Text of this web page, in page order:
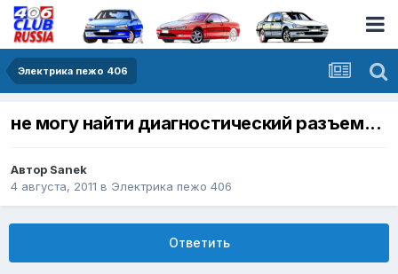
Электрика пежо 406
не могу найти диагностический разъем...
Автор Sanek
4 августа, 2011 в Электрика пежо 406
Ответить